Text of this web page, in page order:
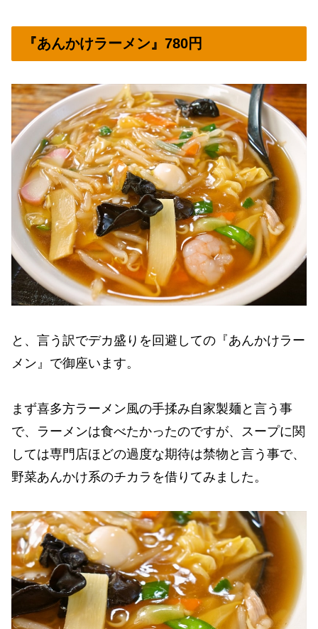
『あんかけラーメン』780円
と、言う訳でデカ盛りを回避しての『あんかけラー
メン』で御座います。
まず喜多方ラーメン風の手揉み自家製麺と言う事
で、ラーメンは食べたかったのですが、スープに関
しては専門店ほどの過度な期待は禁物と言う事で、
野菜あんかけ系のチカラを借りてみました。